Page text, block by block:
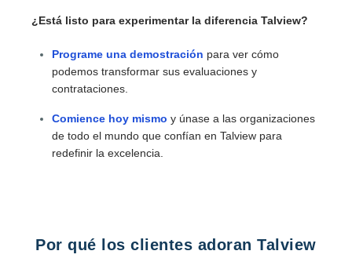
¿Está listo para experimentar la diferencia Talview?
Programe una demostración para ver cómo
podemos transformar sus evaluaciones y
contrataciones.
Comience hoy mismo y únase a las organizaciones
de todo el mundo que confían en Talview para
redefinir la excelencia.
Por qué los clientes adoran Talview